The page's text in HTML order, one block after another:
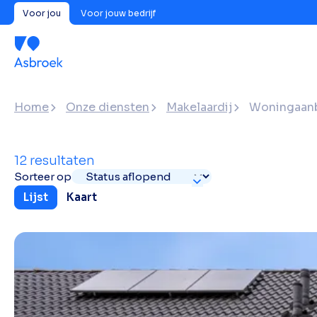
Voor jou Voor jouw bedrijf
Home Onze diensten Makelaardij
Toon
Alles
Beschikbaar
12 resultaten
Sorteer op
Lijst
Kaart